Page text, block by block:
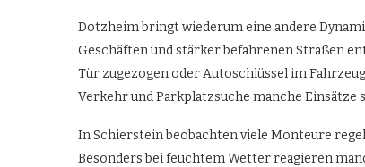
Dotzheim bringt wiederum eine andere
Geschäften und stärker befahrenen Straßen
Tür zugezogen oder Autoschlüssel im
Verkehr und Parkplatzsuche manche Einsätze
In Schierstein beobachten viele Monteure
Besonders bei feuchtem Wetter reagieren